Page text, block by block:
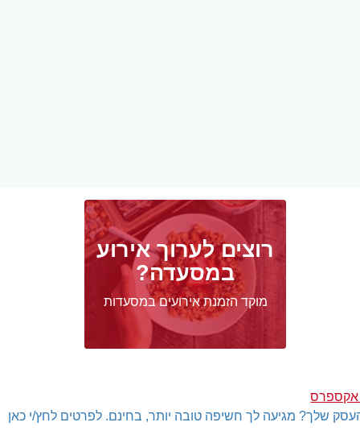
אקספרס
רוצים לערוך אירוע
במסעדה?
מוקד הזמנת אירועים במסעדות
שלך? מגיעה לך חשיפה טובה יותר, בחינם. לפרטים לחץ/י כאן